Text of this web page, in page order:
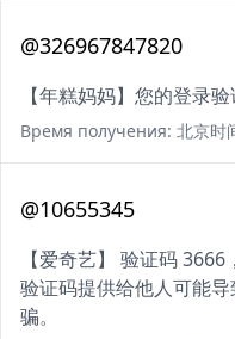
@326967847820
【年糕妈妈】您的登录
Время получения: 北京时
@10655345
【爱奇艺】 验证码
验证码提供给他人可能
骗。